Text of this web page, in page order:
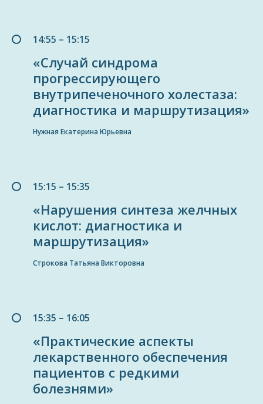
14:55 – 15:15
«Случай синдрома
прогрессирующего
внутрипеченочного холестаза:
диагностика и маршрутизация»
Нужная Екатерина Юрьевна
15:15 – 15:35
«Нарушения синтеза желчных
кислот: диагностика и
маршрутизация»
Строкова Татьяна Викторовна
15:35 – 16:05
«Практические аспекты
лекарственного обеспечения
пациентов с редкими
болезнями»